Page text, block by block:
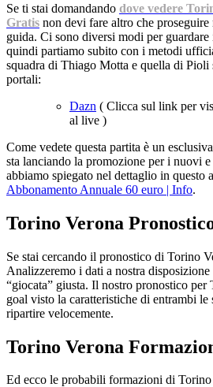
Se ti stai domandando dove vedere
Gratis non devi fare altro che proseguire
guida. Ci sono diversi modi per
quindi partiamo subito con i metodi
squadra di Thiago Motta e quella di Pioli
portali:
Dazn ( Clicca sul link per
al live )
Come vedete questa partita è un esclusiva
sta lanciando la promozione per i nuovi
abbiamo spiegato nel dettaglio in questo
Abbonamento Annuale 60 euro | Info.
Torino Verona
Se stai cercando il pronostico di Torino
Analizzeremo i dati a nostra
“giocata” giusta. Il nostro pronostico
goal visto la caratteristiche di entrambi le
ripartire velocemente.
Torino Verona
Ed ecco le probabili formazioni di Torino